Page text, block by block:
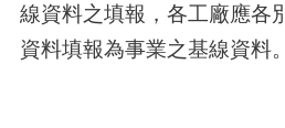
線資料之填報，各工廠應各
資料填報為事業之基線資料。